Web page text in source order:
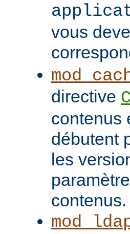
vous
directive
contenus
débutent
les
contenus.